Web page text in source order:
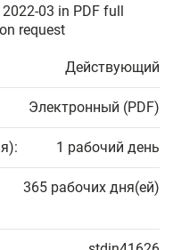
03 in PDF full
request
Действующий
Электронный (PDF)
1 рабочий день
365 рабочих дня(ей)